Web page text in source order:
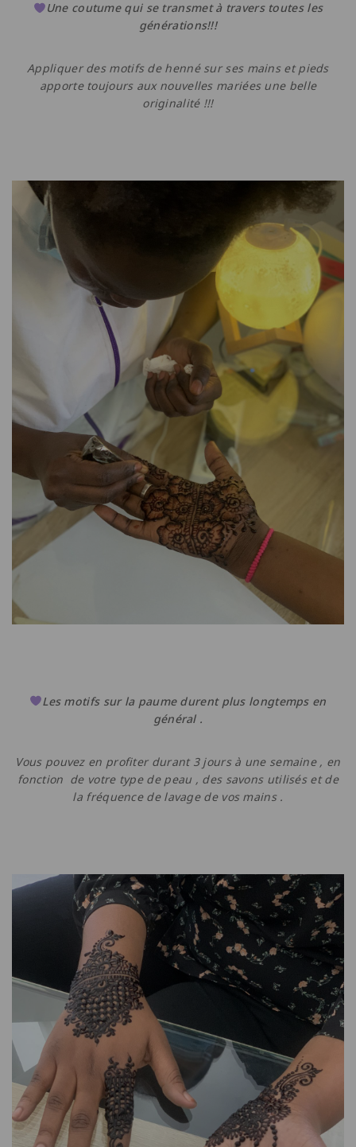
Une coutume qui se transmet à travers toutes les
générations!!!
Appliquer des motifs de henné sur ses mains et pieds
apporte toujours aux nouvelles mariées une belle
originalité !!!
Les motifs sur la paume durent plus longtemps en
général .
Vous pouvez en profiter durant 3 jours à une semaine , en
fonction de votre type de peau , des savons utilisés et de
la fréquence de lavage de vos mains .